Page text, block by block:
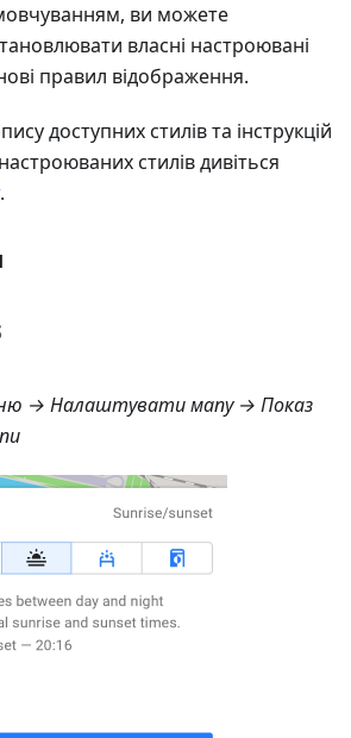
ви можете
власні настроювані
правил відображення.
доступних стилів та інструкцій
стилів дивіться
.
→ Налаштувати мапу → Показ